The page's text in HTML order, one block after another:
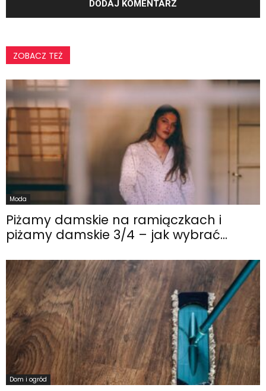
ZOBACZ TEŻ
Moda
Piżamy damskie na ramiączkach i
piżamy damskie 3/4 – jak wybrać...
Dom i ogród